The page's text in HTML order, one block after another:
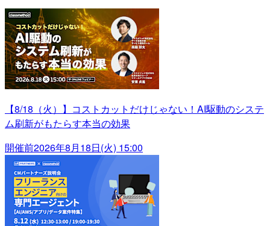
【8/18（火）】コストカットだけじゃない！AI駆動のシステ
ム刷新がもたらす本当の効果
開催前2026年8月18日(火) 15:00